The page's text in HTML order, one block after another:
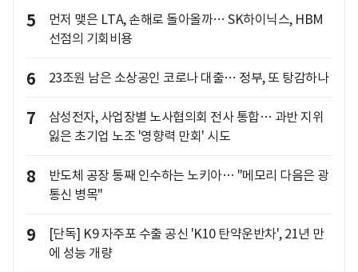
5
먼저 맺은 LTA, 손해로 돌아올까… SK하이닉스, HBM
선점의 기회비용
6 23조원 남은 소상공인 코로나 대출… 정부, 또 탕감하나
7
삼성전자, 사업장별 노사협의회 전사 통합… 과반 지위
잃은 초기업 노조 '영향력 만회' 시도
8
반도체 공장 통째 인수하는 노키아… "메모리 다음은 광
통신 병목"
9
[단독] K9 자주포 수출 공신 'K10 탄약운반차', 21년 만
에 성능 개량